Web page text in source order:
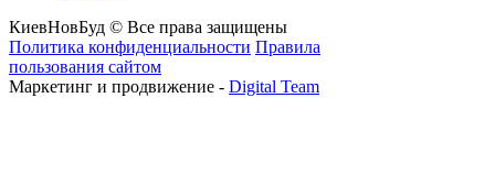
КиевНовБуд © Все права защищены
Политика конфиденциальности Правила
пользования сайтом
Маркетинг и продвижение - Digital Team